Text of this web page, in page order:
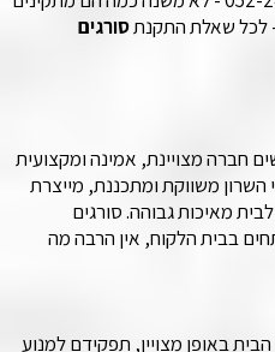
- לכל שאלת התקנתסורגים
חברהמצויינת, אמינה ומקצועית
השרון משווקת ומתכננת, מייצרת
מאיכות גבוהה. סורגים
בבית הלקוח, אין הרבה מה
באופן מצויין, תפקידם למנוע